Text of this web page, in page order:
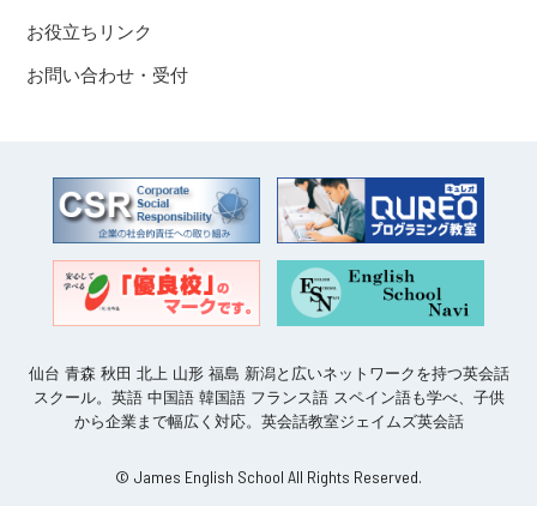
お役立ちリンク
お問い合わせ・受付
仙台 青森 秋田 北上 山形 福島 新潟と広いネットワークを持つ英会話
スクール。英語 中国語 韓国語 フランス語 スペイン語も学べ、子供
から企業まで幅広く対応。英会話教室ジェイムズ英会話
© James English School All Rights Reserved.